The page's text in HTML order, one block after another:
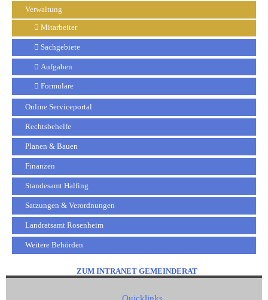
Verwaltung
Mitarbeiter
Sachgebiete
Aufgaben
Formulare
Online Serviceportal
Rechtsbehelfe
Planen & Bauen
Finanzen
Standesamt Halfing
Satzungen & Verordnungen
Landratsamt Rosenheim
Weitere Behörden
ZUM INTRANET GEMEINDERAT